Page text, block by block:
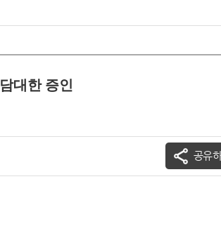
대한 증인
공유